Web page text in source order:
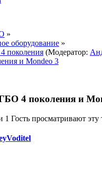
»
оборудование »
поколения (Модератор:
и Mondeo 3
4 поколения и
1 Гость просматривают эту